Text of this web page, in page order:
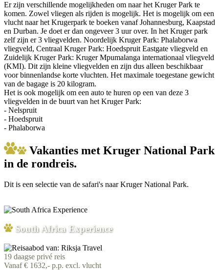
Er zijn verschillende mogelijkheden om naar het Kruger Park te
komen. Zowel vliegen als rijden is mogelijk. Het is mogelijk om een
vlucht naar het Krugerpark te boeken vanaf Johannesburg, Kaapstad
en Durban. Je doet er dan ongeveer 3 uur over. In het Kruger park
zelf zijn er 3 vliegvelden. Noordelijk Kruger Park: Phalaborwa
vliegveld, Centraal Kruger Park: Hoedspruit Eastgate vliegveld en
Zuidelijk Kruger Park: Kruger Mpumalanga internationaal vliegveld
(KMI). Dit zijn kleine vliegvelden en zijn dus alleen beschikbaar
voor binnenlandse korte vluchten. Het maximale toegestane gewicht
van de bagage is 20 kilogram.
Het is ook mogelijk om een auto te huren op een van deze 3
vliegvelden in de buurt van het Kruger Park:
- Nelspruit
- Hoedspruit
- Phalaborwa
Vakanties met Kruger National Park
in de rondreis.
Dit is een selectie van de safari's naar Kruger National Park.
South Africa Experience
19 daagse privé reis
Vanaf € 1632,- p.p. excl. vlucht